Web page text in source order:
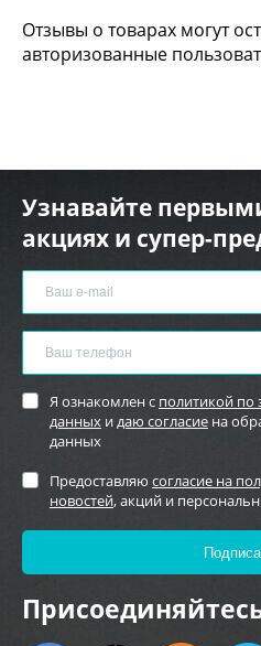
Отзывы о товарах могут
авторизованные
Узнавайте
акциях и супер-
Я ознакомлен с политикой по
данных и даю согласие на
данных
Предоставляю согласие на
новостей, акций и